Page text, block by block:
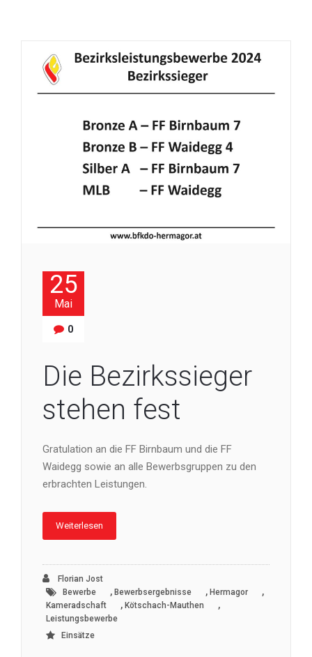
25
Mai
0
Die Bezirkssieger
stehen fest
Gratulation an die FF Birnbaum und die FF
Waidegg sowie an alle Bewerbsgruppen zu den
erbrachten Leistungen.
Weiterlesen
Florian Jost
Bewerbe
, Bewerbsergebnisse , Hermagor ,
Kameradschaft , Kötschach-Mauthen ,
Leistungsbewerbe
Einsätze